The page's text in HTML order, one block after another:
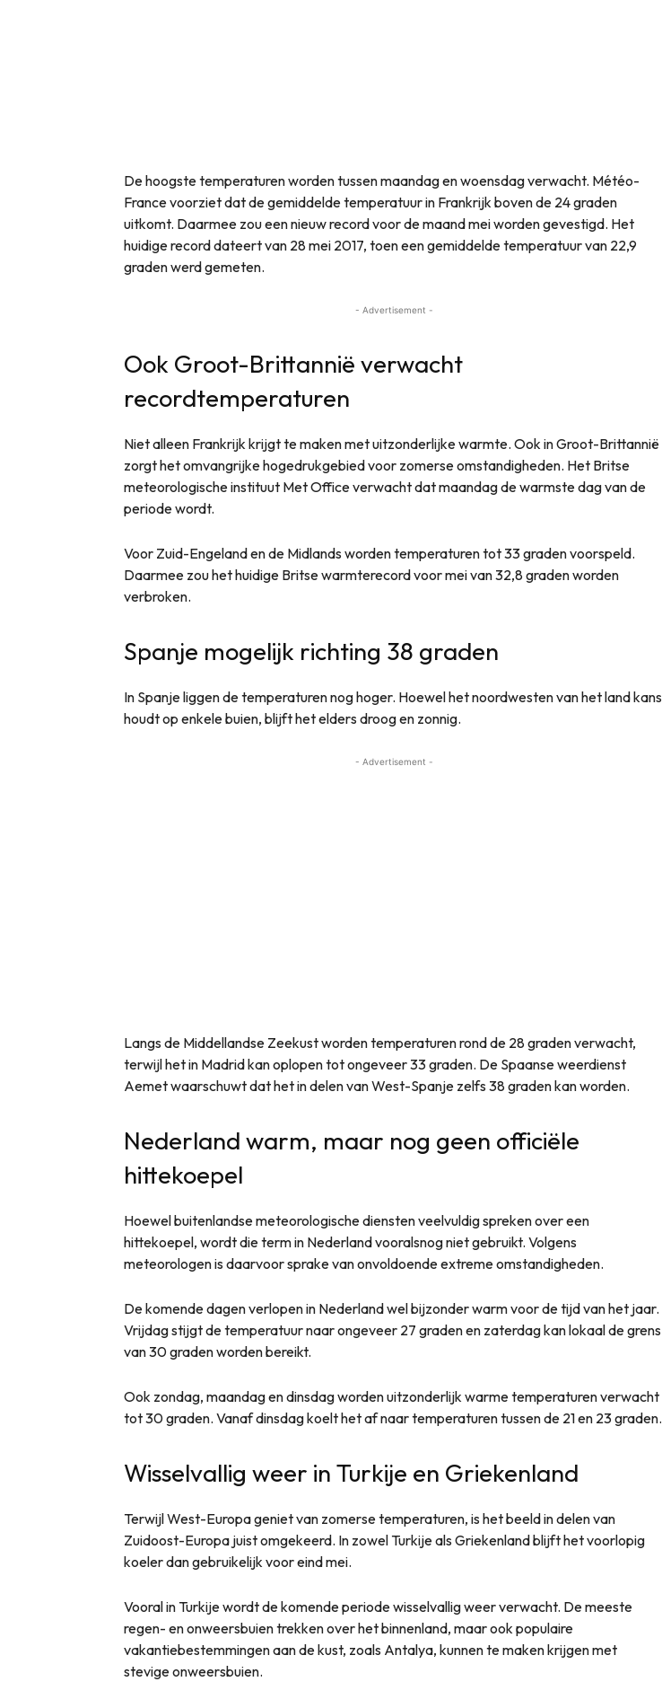
De hoogste temperaturen worden tussen maandag en woensdag verwacht. Météo-
France voorziet dat de gemiddelde temperatuur in Frankrijk boven de 24 graden
uitkomt. Daarmee zou een nieuw record voor de maand mei worden gevestigd. Het
huidige record dateert van 28 mei 2017, toen een gemiddelde temperatuur van 22,9
graden werd gemeten.
- Advertisement -
Ook Groot-Brittannië verwacht
recordtemperaturen
Niet alleen Frankrijk krijgt te maken met uitzonderlijke warmte. Ook in Groot-Brittannië
zorgt het omvangrijke hogedrukgebied voor zomerse omstandigheden. Het Britse
meteorologische instituut Met Office verwacht dat maandag de warmste dag van de
periode wordt.
Voor Zuid-Engeland en de Midlands worden temperaturen tot 33 graden voorspeld.
Daarmee zou het huidige Britse warmterecord voor mei van 32,8 graden worden
verbroken.
Spanje mogelijk richting 38 graden
In Spanje liggen de temperaturen nog hoger. Hoewel het noordwesten van het land kans
houdt op enkele buien, blijft het elders droog en zonnig.
- Advertisement -
Langs de Middellandse Zeekust worden temperaturen rond de 28 graden verwacht,
terwijl het in Madrid kan oplopen tot ongeveer 33 graden. De Spaanse weerdienst
Aemet waarschuwt dat het in delen van West-Spanje zelfs 38 graden kan worden.
Nederland warm, maar nog geen officiële
hittekoepel
Hoewel buitenlandse meteorologische diensten veelvuldig spreken over een
hittekoepel, wordt die term in Nederland vooralsnog niet gebruikt. Volgens
meteorologen is daarvoor sprake van onvoldoende extreme omstandigheden.
De komende dagen verlopen in Nederland wel bijzonder warm voor de tijd van het jaar.
Vrijdag stijgt de temperatuur naar ongeveer 27 graden en zaterdag kan lokaal de grens
van 30 graden worden bereikt.
Ook zondag, maandag en dinsdag worden uitzonderlijk warme temperaturen verwacht
tot 30 graden. Vanaf dinsdag koelt het af naar temperaturen tussen de 21 en 23 graden.
Wisselvallig weer in Turkije en Griekenland
Terwijl West-Europa geniet van zomerse temperaturen, is het beeld in delen van
Zuidoost-Europa juist omgekeerd. In zowel Turkije als Griekenland blijft het voorlopig
koeler dan gebruikelijk voor eind mei.
Vooral in Turkije wordt de komende periode wisselvallig weer verwacht. De meeste
regen- en onweersbuien trekken over het binnenland, maar ook populaire
vakantiebestemmingen aan de kust, zoals Antalya, kunnen te maken krijgen met
stevige onweersbuien.